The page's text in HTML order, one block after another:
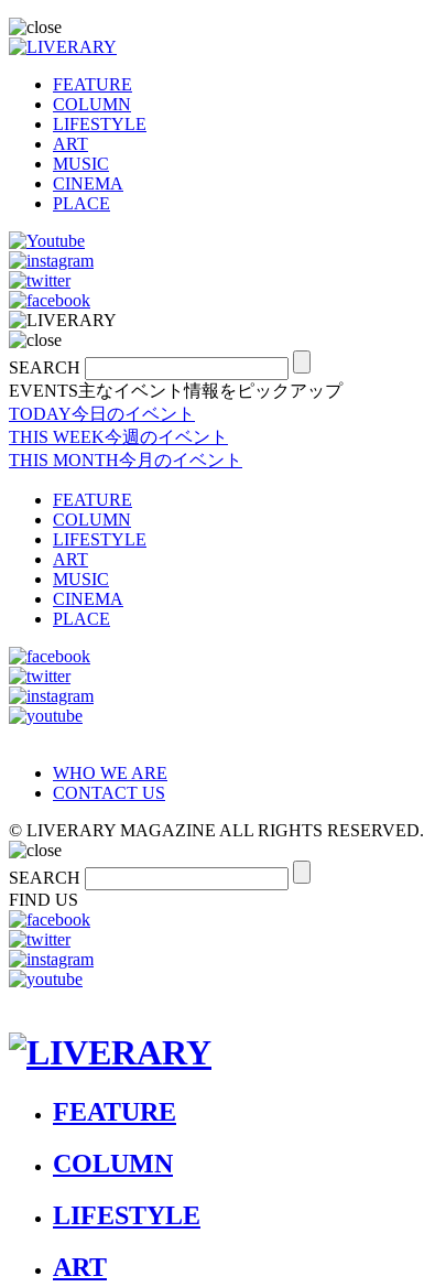
FEATURE
COLUMN
LIFESTYLE
ART
MUSIC
CINEMA
PLACE
SEARCH
EVENTS主なイベント情報をピックアップ
TODAY今日のイベント
THIS WEEK今週のイベント
THIS MONTH今月のイベント
FEATURE
COLUMN
LIFESTYLE
ART
MUSIC
CINEMA
PLACE
WHO WE ARE
CONTACT US
© LIVERARY MAGAZINE ALL RIGHTS RESERVED.
SEARCH
FIND US
FEATURE
COLUMN
LIFESTYLE
ART